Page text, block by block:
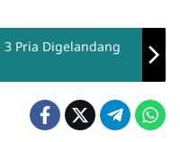
Pria Digelandang